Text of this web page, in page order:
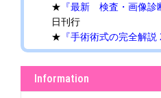
★ 『最新 検査・画像診
日刊行
★ 『手術術式の完全解説
★『臨床手技の完全解説
Information